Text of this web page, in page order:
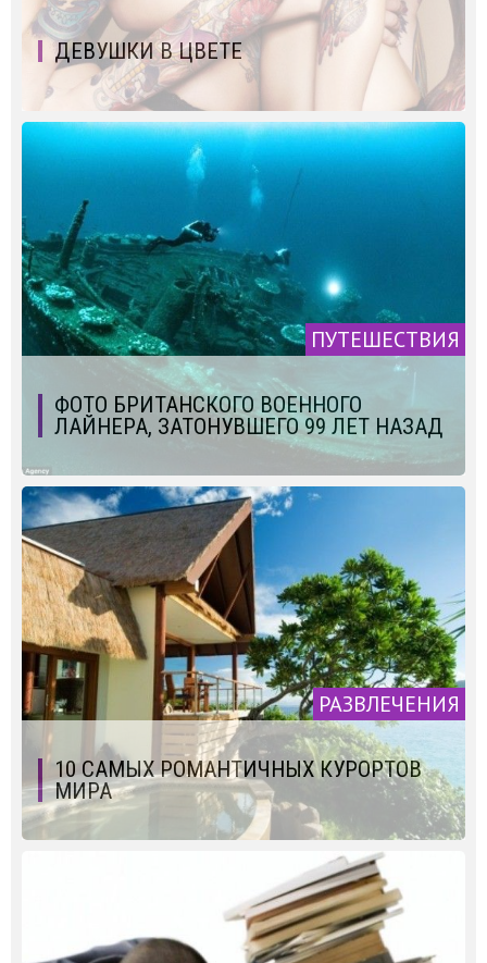
ДЕВУШКИ В ЦВЕТЕ
ПУТЕШЕСТВИЯ
ФОТО БРИТАНСКОГО ВОЕННОГО
ЛАЙНЕРА, ЗАТОНУВШЕГО 99 ЛЕТ НАЗАД
РАЗВЛЕЧЕНИЯ
10 САМЫХ РОМАНТИЧНЫХ КУРОРТОВ
МИРА